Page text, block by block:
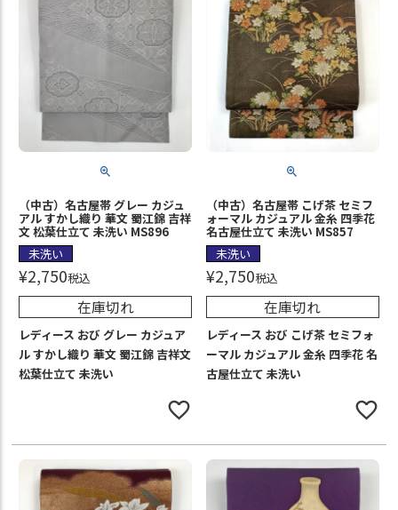
（中古）名古屋帯 グレー カジュ
アル すかし織り 華文 蜀江錦 吉祥
文 松葉仕立て 未洗い MS896
未洗い
¥2,750税込
在庫切れ
レディース おび グレー カジュア
ル すかし織り 華文 蜀江錦 吉祥文
松葉仕立て 未洗い
（中古）名古屋帯 こげ茶 セミフ
ォーマル カジュアル 金糸 四季花
名古屋仕立て 未洗い MS857
未洗い
¥2,750税込
在庫切れ
レディース おび こげ茶 セミフォ
ーマル カジュアル 金糸 四季花 名
古屋仕立て 未洗い